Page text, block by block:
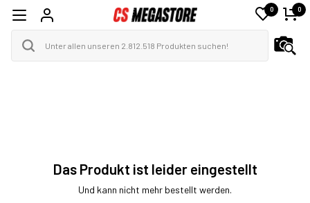
0 0
Das Produkt ist leider eingestellt
Und kann nicht mehr bestellt werden.